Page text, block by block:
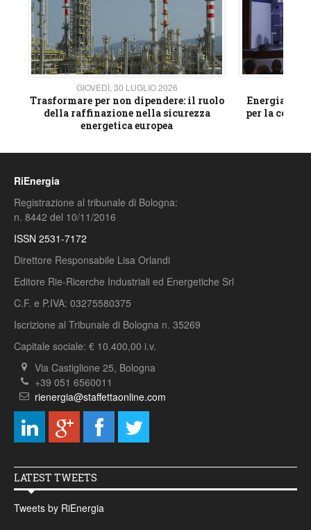
GIOVEDÌ, 30 LUGLIO 2026
Trasformare per non dipendere: il ruolo
della raffinazione nella sicurezza
energetica europea
Energia e
per la
RiEnergia
Registrazione al tribunale di Bologna:
n. 8442 del 10/11/2016
ISSN 2531-7172
Direttore Responsabile Lisa Orlandi
Editore Rie-Ricerche Industriali ed Energetiche Srl
C.F. e P.IVA: 03275580375
Iscrizione al Tribunale di Bologna n. 35269
Capitale sociale: € 10.400,00 i.v.
Via Castiglione 25, Bologna
+39 051 6560011
rienergia@staffettaonline.com
LATEST TWEETS
Tweets by RiEnergia